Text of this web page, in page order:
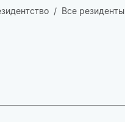
Все резиденты